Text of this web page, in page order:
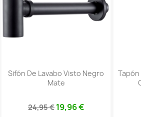
Sifón De Lavabo Visto Negro
Mate
24,95 € 19,96 €
Tapón